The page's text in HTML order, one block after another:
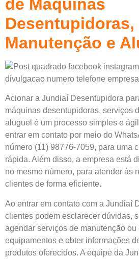
de Máquinas
Desentupidoras,
Manutenção e
Acionar a Jundiaí Desentupidora
máquinas desentupidoras, serviços
aluguel é um processo simples e
entrar em contato por meio do
número (11) 98776-7059, para uma
rápida. Além disso, a empresa está
no mesmo número, para atender às
clientes de forma eficiente.
Ao entrar em contato com a Jundiaí
clientes podem esclarecer dúvidas,
agendar serviços de manutenção ou
equipamentos e obter informações
produtos oferecidos. A equipe da